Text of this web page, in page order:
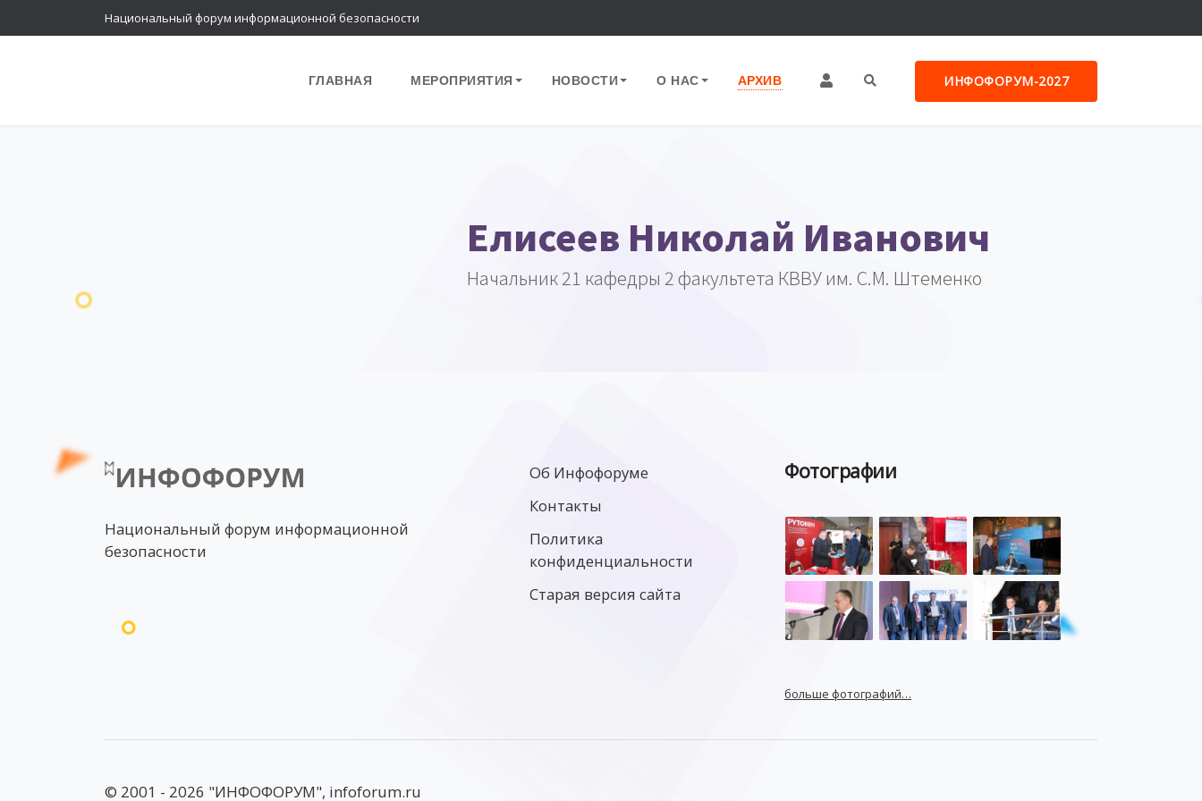
Национальный форум информационной безопасности
ГЛАВНАЯ МЕРОПРИЯТИЯ НОВОСТИ О НАС АРХИВ ИНФОФОРУМ-2027
Елисеев Николай Иванович
Начальник 21 кафедры 2 факультета КВВУ им. С.М. Штеменко
Национальный форум информационной
безопасности
Об Инфофоруме
Контакты
Политика
конфиденциальности
Старая версия сайта
Фотографии
больше фотографий…
© 2001 - 2026 "ИНФОФОРУМ", infoforum.ru